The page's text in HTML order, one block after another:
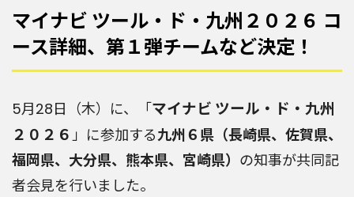
マイナビ ツール・ド・九州２０２６ コ
ース詳細、第１弾チームなど決定！
5月28日（木）に、「マイナビ ツール・ド・九州
２０２６」に参加する九州６県（長崎県、佐賀県、
福岡県、大分県、熊本県、宮崎県） の知事が共同記
者会見を行いました。